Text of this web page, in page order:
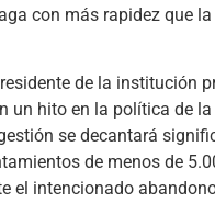
con más rapidez que
de la institución
un hito en la política de
se decantará
de menos de
el intencionado